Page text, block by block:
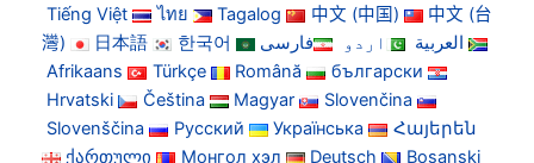
Tiếng Việt
ไทย Tagalog 中文 (中国)
中文 (台
灣)
日本語 한국어 العربية اردو
فارسی
Afrikaans
Türkçe Română
български
Hrvatski
Čeština Magyar
Slovenčina
Slovenščina
Русский Українська
Հայերեն
ქართული
Монгол хэл Deutsch
Bosanski